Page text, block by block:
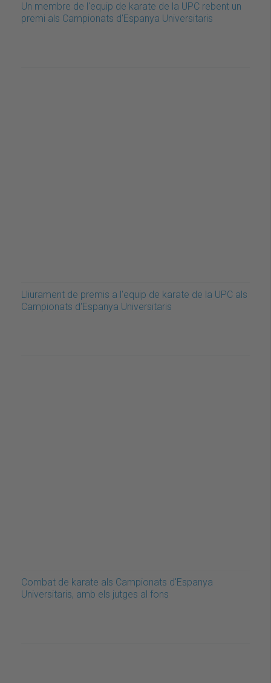
Un membre de l'equip de karate de la UPC rebent un
premi als Campionats d'Espanya Universitaris
Lliurament de premis a l'equip de karate de la UPC als
Campionats d'Espanya Universitaris
Combat de karate als Campionats d'Espanya
Universitaris, amb els jutges al fons